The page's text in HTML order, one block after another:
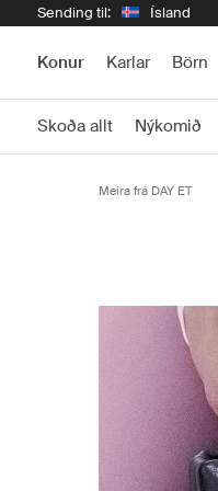
Sending til: Ísland
Konur Karlar Börn
Skoða allt Nýkomið
Meira frá DAY ET